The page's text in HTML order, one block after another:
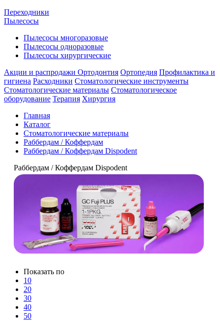
Переходники
Пылесосы
Пылесосы многоразовые
Пылесосы одноразовые
Пылесосы хирургические
Акции и распродажи Ортодонтия Ортопедия Профилактика и
гигиена Расходники Стоматологические инструменты
Стоматологические материалы Стоматологическое
оборудование Терапия Хирургия
Главная
Каталог
Стоматологические материалы
Раббердам / Коффердам
Раббердам / Коффердам Dispodent
Раббердам / Коффердам Dispodent
Показать по
10
20
30
40
50